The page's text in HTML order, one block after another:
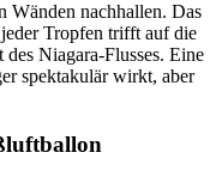
Wänden nachhallen. Das
Tropfen trifft auf die
Niagara-Flusses. Eine
spektakulär wirkt, aber